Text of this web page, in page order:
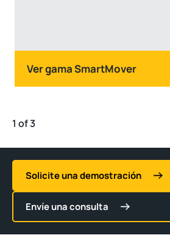
Ver gama SmartMover
1 of 3
Solicite una demostración
Envíe una consulta